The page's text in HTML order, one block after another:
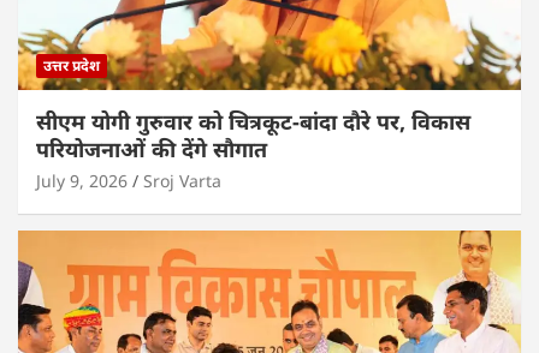
उत्तर प्रदेश
सीएम योगी गुरुवार को चित्रकूट-बांदा दौरे पर, विकास
परियोजनाओं की देंगे सौगात
July 9, 2026 Sroj Varta